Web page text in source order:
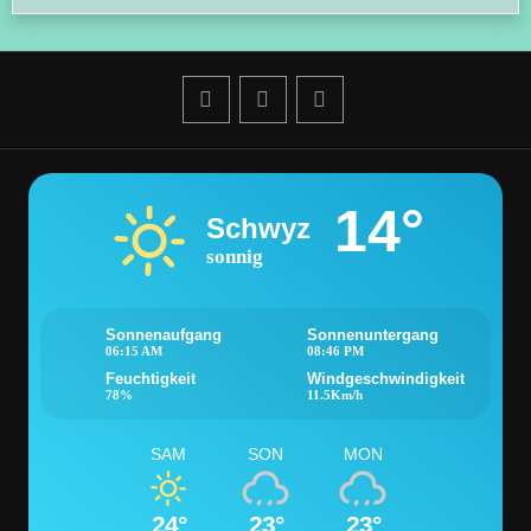
Schwyz
sonnig 14°
Sonnenaufgang
06:15 AM
Sonnenuntergang
08:46 PM
Feuchtigkeit
78%
Windgeschwindigkeit
11.5Km/h
SAM
24°
SON
23°
MON
23°